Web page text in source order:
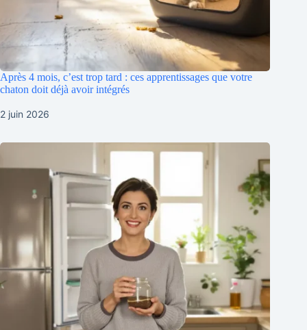
Après 4 mois, c’est trop tard : ces apprentissages que votre
chaton doit déjà avoir intégrés
2 juin 2026